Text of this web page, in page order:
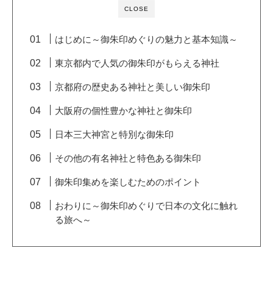
CLOSE
はじめに～御朱印めぐりの魅力と基本知識～
東京都内で人気の御朱印がもらえる神社
京都府の歴史ある神社と美しい御朱印
大阪府の個性豊かな神社と御朱印
日本三大神宮と特別な御朱印
その他の有名神社と特色ある御朱印
御朱印集めを楽しむためのポイント
おわりに～御朱印めぐりで日本の文化に触れ
る旅へ～